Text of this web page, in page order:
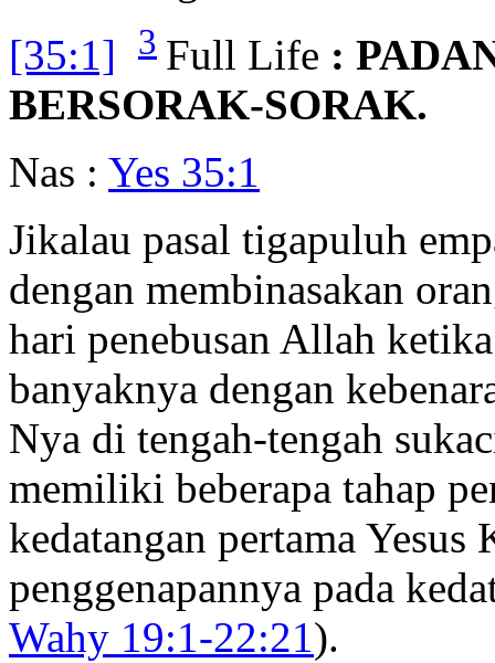
[35:1]
3 Full Life :
BERSORAK-SORAK.
Nas : Yes 35:1
Jikalau pasal tigapuluh
dengan membinasakan
hari penebusan Allah
banyaknya dengan
Nya di tengah-tengah
memiliki beberapa tahap
kedatangan pertama
penggenapannya pada
Wahy 19:1-22:21).